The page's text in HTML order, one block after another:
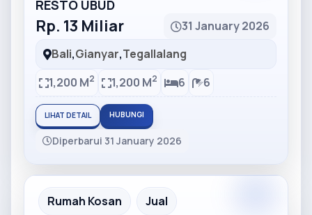
RESTO UBUD
Rp. 13 Miliar
31 January 2026
Bali,Gianyar,Tegallalang
1,200 M2 1,200 M2 6 6
LIHAT DETAIL HUBUNGI
Diperbarui 31 January 2026
Partner Ad
Rumah Kosan Jual